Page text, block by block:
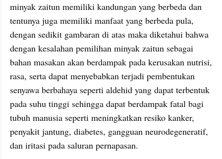
minyak zaitun memiliki kandungan yang berbeda dan
tentunya juga memiliki manfaat yang berbeda pula,
dengan sedikit gambaran di atas maka diketahui bahwa
dengan kesalahan pemilihan minyak zaitun sebagai
bahan masakan akan berdampak pada kerusakan nutrisi,
rasa, serta dapat menyebabkan terjadi pembentukan
senyawa berbahaya seperti aldehid yang dapat terbentuk
pada suhu tinggi sehingga dapat berdampak fatal bagi
tubuh manusia seperti meningkatkan resiko kanker,
penyakit jantung, diabetes, gangguan neurodegeneratif,
dan iritasi pada saluran pernapasan.